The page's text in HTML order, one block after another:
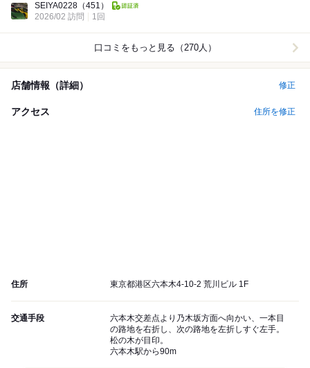
SEIYA0228 （451）
2026/02 訪問
1回
口コミをもっと見る（270人）
店舗情報（詳細） 修正
アクセス 住所を修正
住所 東京都港区六本木4-10-2 荒川ビル 1F
交通手段
六本木交差点より乃木坂方面へ向かい、一本目
の路地を右折し、次の路地を左折しすぐ左手。
松の木が目印。
六本木駅から90m